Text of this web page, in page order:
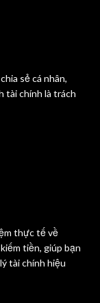
sẻ cá nhân,
tài chính là trách
thực tế về
tiền, giúp bạn
tài chính hiệu